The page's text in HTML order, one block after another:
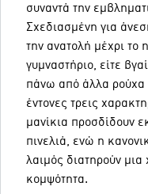
συναντά την
Σχεδιασμένη για
την ανατολή μέχρι το
γυμναστήριο, είτε
πάνω από άλλα ρούχα
έντονες τρεις
μανίκια προσδίδουν
πινελιά, ενώ η
λαιμός διατηρούν
κομψότητα.